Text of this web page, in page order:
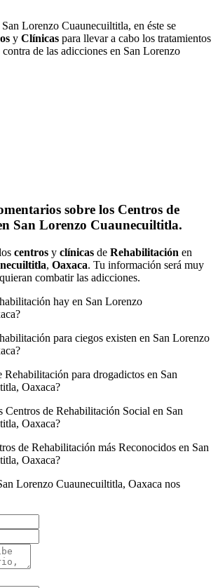
Lorenzo Cuaunecuiltitla, en éste se
y Clínicas para llevar a cabo los tratamientos
de las adicciones en San Lorenzo
sobre los Centros de
San Lorenzo Cuaunecuiltitla.
centros y clínicas de Rehabilitación en
, Oaxaca. Tu información será muy
combatir las adicciones.
hay en San Lorenzo
para ciegos existen en San Lorenzo
Rehabilitación para drogadictos en San
Oaxaca?
Centros de Rehabilitación Social en San
Oaxaca?
de Rehabilitación más Reconocidos en San
Oaxaca?
Lorenzo Cuaunecuiltitla, Oaxaca nos